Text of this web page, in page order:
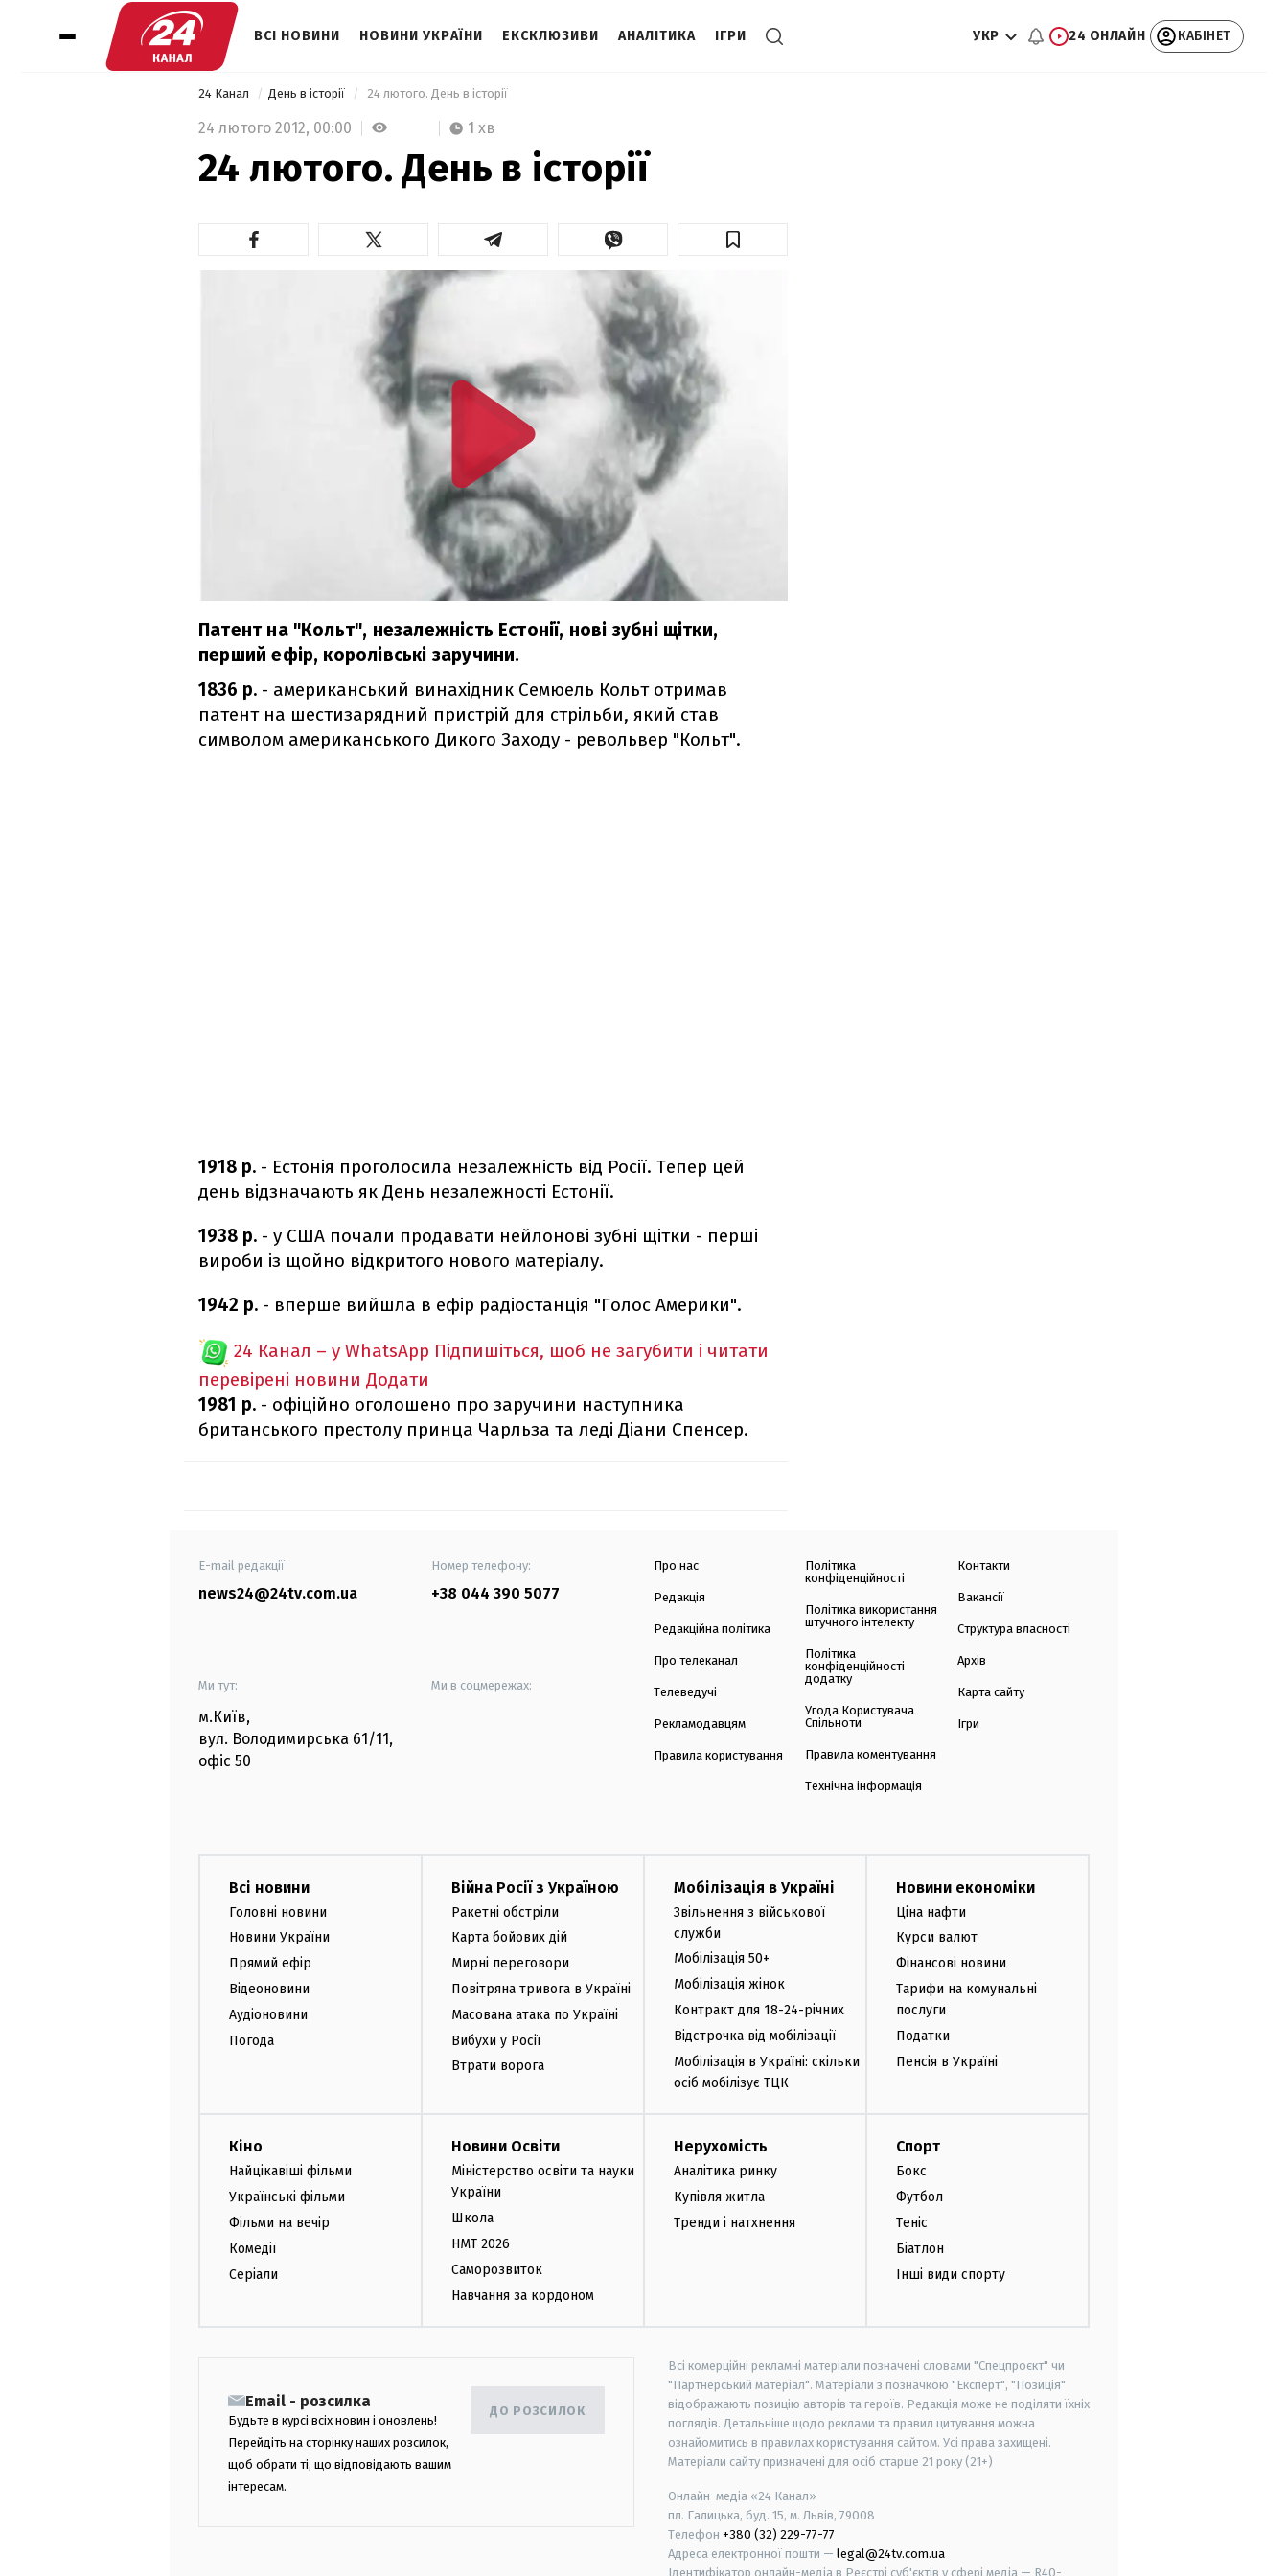
ВСІ НОВИНИ НОВИНИ УКРАЇНИ ЕКСКЛЮЗИВИ АНАЛІТИКА ІГРИ УКР 24 ОНЛАЙН КАБІНЕТ
24 Канал День в історії 24 лютого. День в історії
24 лютого 2012, 00:00 1 хв
24 лютого. День в історії
Патент на "Кольт", незалежність Естонії, нові зубні щітки,
перший ефір, королівські заручини.
1836 р. - американський винахідник Семюель Кольт отримав
патент на шестизарядний пристрій для стрільби, який став
символом американського Дикого Заходу - револьвер "Кольт".
1918 р. - Естонія проголосила незалежність від Росії. Тепер цей
день відзначають як День незалежності Естонії.
1938 р. - у США почали продавати нейлонові зубні щітки - перші
вироби із щойно відкритого нового матеріалу.
1942 р. - вперше вийшла в ефір радіостанція "Голос Америки".
24 Канал – у WhatsApp Підпишіться, щоб не загубити і читати
перевірені новини Додати
1981 р. - офіційно оголошено про заручини наступника
британського престолу принца Чарльза та леді Діани Спенсер.
E-mail редакції
news24@24tv.com.ua
Номер телефону:
+38 044 390 5077
Ми тут:
м.Київ,
вул. Володимирська 61/11,
офіс 50
Ми в соцмережах:
Про нас
Редакція
Редакційна політика
Про телеканал
Телеведучі
Рекламодавцям
Правила користування
Політика
конфіденційності
Політика використання
штучного інтелекту
Політика
конфіденційності
додатку
Угода Користувача
Спільноти
Правила коментування
Технічна інформація
Контакти
Вакансії
Структура власності
Архів
Карта сайту
Ігри
Всі новини
Головні новини
Новини України
Прямий ефір
Відеоновини
Аудіоновини
Погода
Війна Росії з Україною
Ракетні обстріли
Карта бойових дій
Мирні переговори
Повітряна тривога в Україні
Масована атака по Україні
Вибухи у Росії
Втрати ворога
Мобілізація в Україні
Звільнення з військової
служби
Мобілізація 50+
Мобілізація жінок
Контракт для 18-24-річних
Відстрочка від мобілізації
Мобілізація в Україні: скільки
осіб мобілізує ТЦК
Новини економіки
Ціна нафти
Курси валют
Фінансові новини
Тарифи на комунальні
послуги
Податки
Пенсія в Україні
Кіно
Найцікавіші фільми
Українські фільми
Фільми на вечір
Комедії
Серіали
Новини Освіти
Міністерство освіти та науки
України
Школа
НМТ 2026
Саморозвиток
Навчання за кордоном
Нерухомість
Аналітика ринку
Купівля житла
Тренди і натхнення
Спорт
Бокс
Футбол
Теніс
Біатлон
Інші види спорту
Email - розсилка
Будьте в курсі всіх новин і оновлень!
Перейдіть на сторінку наших розсилок,
щоб обрати ті, що відповідають вашим
інтересам.
ДО РОЗСИЛОК
Всі комерційні рекламні матеріали позначені словами "Спецпроєкт" чи
"Партнерський матеріал". Матеріали з позначкою "Експерт", "Позиція"
відображають позицію авторів та героїв. Редакція може не поділяти їхніх
поглядів. Детальніше щодо реклами та правил цитування можна
ознайомитись в правилах користування сайтом. Усі права захищені.
Матеріали сайту призначені для осіб старше 21 року (21+)
Онлайн-медіа «24 Канал»
пл. Галицька, буд. 15, м. Львів, 79008
Телефон +380 (32) 229-77-77
Адреса електронної пошти — legal@24tv.com.ua
Ідентифікатор онлайн-медіа в Реєстрі суб'єктів у сфері медіа — R40-